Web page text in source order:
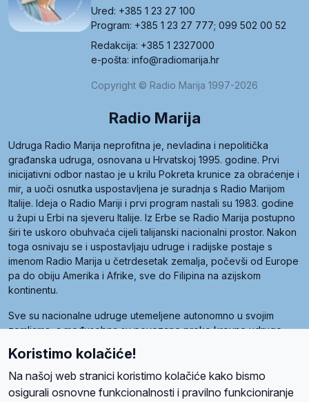
Ured: +385 1 23 27 100
Program: +385 1 23 27 777; 099 502 00 52
Redakcija: +385 1 2327000
e-pošta: info@radiomarija.hr
Copyright © Radio Marija 1997-2026
Radio Marija
Udruga Radio Marija neprofitna je, nevladina i nepolitička
građanska udruga, osnovana u Hrvatskoj 1995. godine. Prvi
inicijativni odbor nastao je u krilu Pokreta krunice za obraćenje i
mir, a uoči osnutka uspostavljena je suradnja s Radio Marijom
Italije. Ideja o Radio Mariji i prvi program nastali su 1983. godine
u župi u Erbi na sjeveru Italije. Iz Erbe se Radio Marija postupno
širi te uskoro obuhvaća cijeli talijanski nacionalni prostor. Nakon
toga osnivaju se i uspostavljaju udruge i radijske postaje s
imenom Radio Marija u četrdesetak zemalja, počevši od Europe
pa do obiju Amerika i Afrike, sve do Filipina na azijskom
kontinentu.
Sve su nacionalne udruge utemeljene autonomno u svojim
zemljama, a međusobna su povezane preko krovne udruge
Radio Maria). Svjetsku obitelj utemeljilo je sedam članica, među
kojima je i hrvatska Udruga Radio Marija.
Koristimo kolačiće!
Na našoj web stranici koristimo kolačiće kako bismo
osigurali osnovne funkcionalnosti i pravilno funkcioniranje